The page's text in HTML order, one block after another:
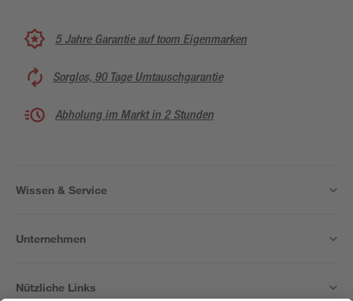
5 Jahre Garantie auf toom Eigenmarken
Sorglos, 90 Tage Umtauschgarantie
Abholung im Markt in 2 Stunden
Wissen & Service
Unternehmen
Nützliche Links